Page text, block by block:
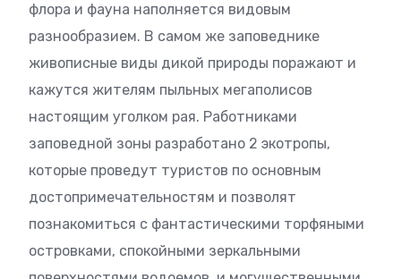
флора и фауна наполняется видовым
разнообразием. В самом же заповеднике
живописные виды дикой природы поражают и
кажутся жителям пыльных мегаполисов
настоящим уголком рая. Работниками
заповедной зоны разработано 2 экотропы,
которые проведут туристов по основным
достопримечательностям и позволят
познакомиться с фантастическими торфяными
островками, спокойными зеркальными